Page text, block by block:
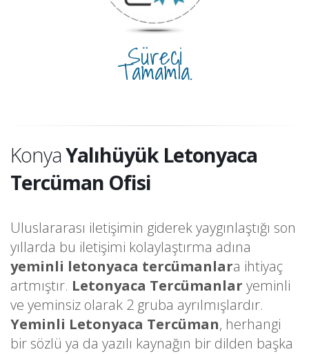
Süreci
Tamamla.
KonyaYalıhüyük Letonyaca
Tercüman Ofisi
Uluslararası iletişimin giderek yaygınlaştığı son
yıllarda bu iletişimi kolaylaştırma adına
yeminli letonyaca tercümanlara ihtiyaç
artmıştır. Letonyaca Tercümanlar yeminli
ve yeminsiz olarak 2 gruba ayrılmışlardır.
Yeminli Letonyaca Tercüman, herhangi
bir sözlü ya da yazılı kaynağın bir dilden başka